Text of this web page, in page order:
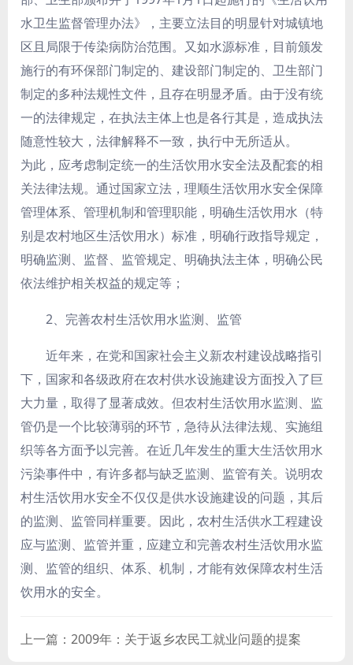
水卫生监督管理办法》，主要立法目的明显针对城镇地
区且局限于传染病防治范围。又如水源标准，目前颁发
施行的有环保部门制定的、建设部门制定的、卫生部门
制定的多种法规性文件，且存在明显矛盾。由于没有统
一的法律规定，在执法主体上也是各行其是，造成执法
随意性较大，法律解释不一致，执行中无所适从。
为此，应考虑制定统一的生活饮用水安全法及配套的相
关法律法规。通过国家立法，理顺生活饮用水安全保障
管理体系、管理机制和管理职能，明确生活饮用水（特
别是农村地区生活饮用水）标准，明确行政指导规定，
明确监测、监督、监管规定、明确执法主体，明确公民
依法维护相关权益的规定等；
2、完善农村生活饮用水监测、监管
近年来，在党和国家社会主义新农村建设战略指引
下，国家和各级政府在农村供水设施建设方面投入了巨
大力量，取得了显著成效。但农村生活饮用水监测、监
管仍是一个比较薄弱的环节，急待从法律法规、实施组
织等各方面予以完善。在近几年发生的重大生活饮用水
污染事件中，有许多都与缺乏监测、监管有关。说明农
村生活饮用水安全不仅仅是供水设施建设的问题，其后
的监测、监管同样重要。因此，农村生活供水工程建设
应与监测、监管并重，应建立和完善农村生活饮用水监
测、监管的组织、体系、机制，才能有效保障农村生活
饮用水的安全。
上一篇：2009年：关于返乡农民工就业问题的提案